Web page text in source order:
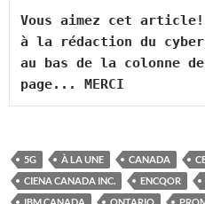
Vous aimez cet article!
à la rédaction du
au bas de la colonne
page... MERCI
5G À LA UNE CANADA
CIENA CANADA INC.
ENCQOR